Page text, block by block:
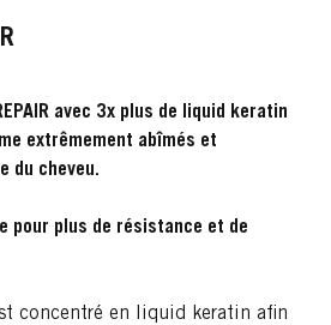
avec 3x plus de liquid keratin
extrêmement abîmés et
du cheveu.
pour plus de résistance et de
concentré en liquid keratin afin